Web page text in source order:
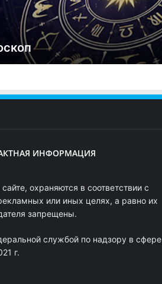
ИНФОРМАЦИЯ
охраняются в соответствии с
или иных целях, а равно их
запрещены.
службой по надзору в сфере
г.